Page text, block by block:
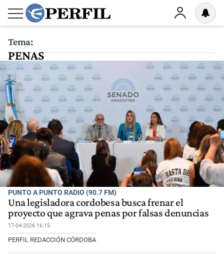
Tema:
PENAS
PUNTO A PUNTO RADIO (90.7 FM)
Una legisladora cordobesa busca frenar el
proyecto que agrava penas por falsas denuncias
17-04-2026 16:15
PERFIL REDACCIÓN CÓRDOBA